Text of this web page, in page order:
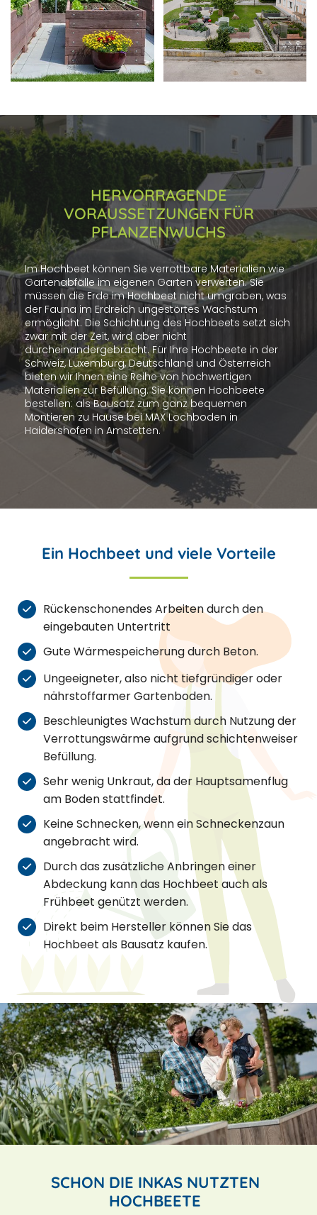
HERVORRAGENDE
VORAUSSETZUNGEN FÜR
PFLANZENWUCHS
Im Hochbeet können Sie verrottbare Materialien wie
Gartenabfälle im eigenen Garten verwerten. Sie
müssen die Erde im Hochbeet nicht umgraben, was
der Fauna im Erdreich ungestörtes Wachstum
ermöglicht. Die Schichtung des Hochbeets setzt sich
zwar mit der Zeit, wird aber nicht
durcheinandergebracht. Für Ihre Hochbeete in der
Schweiz, Luxemburg, Deutschland und Österreich
bieten wir Ihnen eine Reihe von hochwertigen
Materialien zur Befüllung. Sie können Hochbeete
bestellen: als Bausatz zum ganz bequemen
Montieren zu Hause bei MAX Lochboden in
Haidershofen in Amstetten.
Ein Hochbeet und viele Vorteile
Rückenschonendes Arbeiten durch den
eingebauten Untertritt
Gute Wärmespeicherung durch Beton.
Ungeeigneter, also nicht tiefgründiger oder
nährstoffarmer Gartenboden.
Beschleunigtes Wachstum durch Nutzung der
Verrottungswärme aufgrund schichtenweiser
Befüllung.
Sehr wenig Unkraut, da der Hauptsamenflug
am Boden stattfindet.
Keine Schnecken, wenn ein Schneckenzaun
angebracht wird.
Durch das zusätzliche Anbringen einer
Abdeckung kann das Hochbeet auch als
Frühbeet genützt werden.
Direkt beim Hersteller können Sie das
Hochbeet als Bausatz kaufen.
SCHON DIE INKAS NUTZTEN
HOCHBEETE